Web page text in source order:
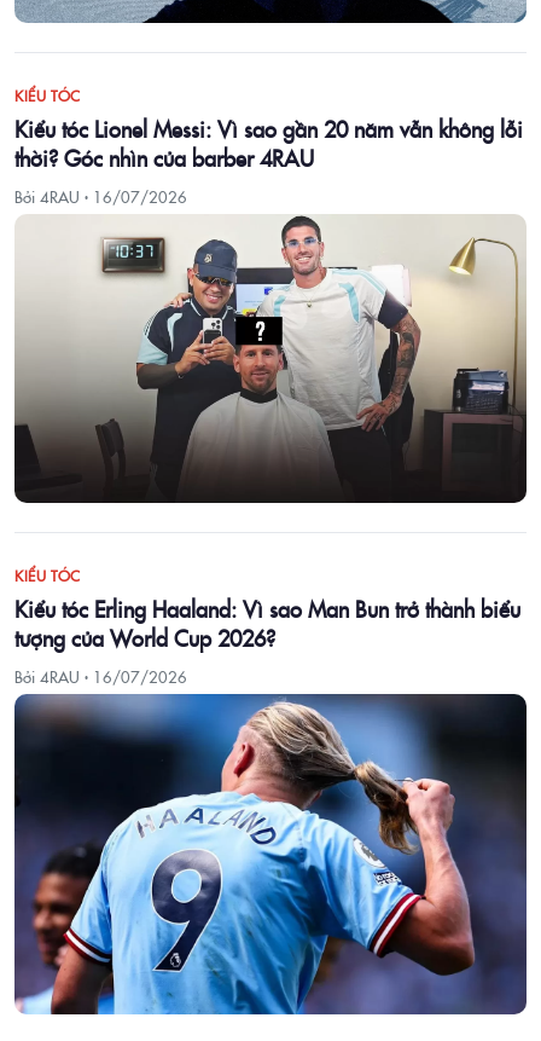
KIỂU TÓC
Kiểu tóc Lionel Messi: Vì sao gần 20 năm vẫn không lỗi
thời? Góc nhìn của barber 4RAU
Bởi 4RAU · 16/07/2026
KIỂU TÓC
Kiểu tóc Erling Haaland: Vì sao Man Bun trở thành biểu
tượng của World Cup 2026?
Bởi 4RAU · 16/07/2026